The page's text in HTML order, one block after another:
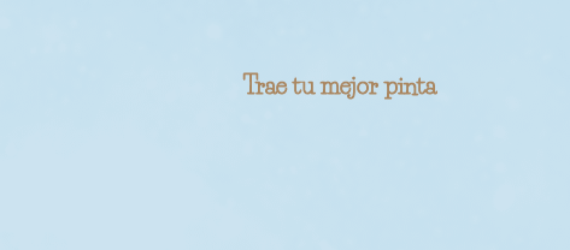
Trae tu mejor pinta